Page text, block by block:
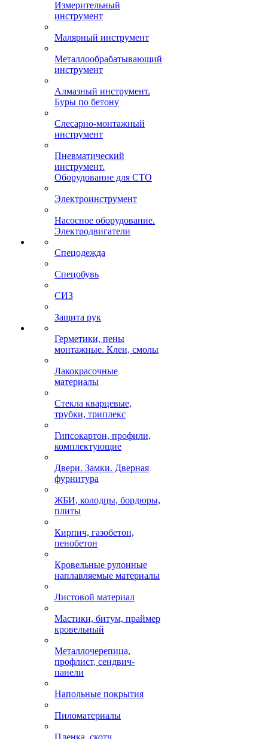
Измерительный
инструмент
Малярный инструмент
Металлообрабатывающий
инструмент
Алмазный инструмент.
Буры по бетону
Слесарно-монтажный
инструмент
Пневматический
инструмент.
Оборудование для СТО
Электроинструмент
Насосное оборудование.
Электродвигатели
Спецодежда
Спецобувь
СИЗ
Защита рук
Герметики, пены
монтажные. Клеи, смолы
Лакокрасочные
материалы
Стекла кварцевые,
трубки, триплекс
Гипсокартон, профили,
комплектующие
Двери. Замки. Дверная
фурнитура
ЖБИ, колодцы, бордюры,
плиты
Кирпич, газобетон,
пенобетон
Кровельные рулонные
наплавляемые материалы
Листовой материал
Мастики, битум, праймер
кровельный
Металлочерепица,
профлист, сендвич-
панели
Напольные покрытия
Пиломатериалы
Пленка, скотч